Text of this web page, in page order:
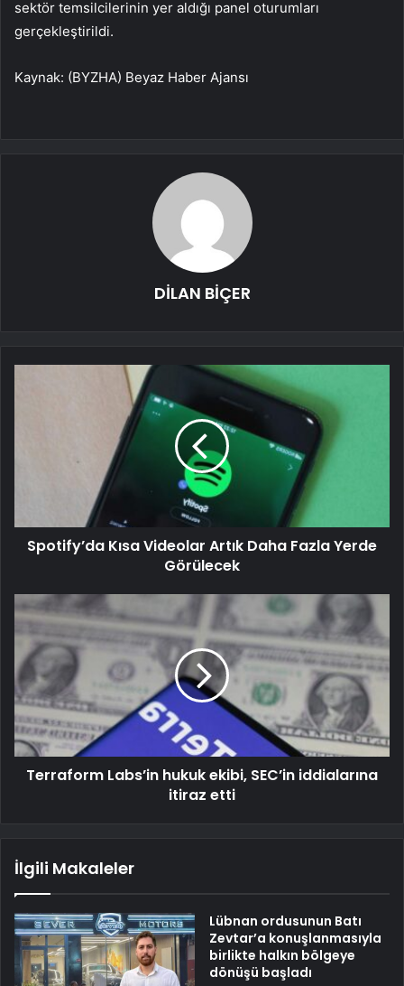
sektör temsilcilerinin yer aldığı panel oturumları
gerçekleştirildi.
Kaynak: (BYZHA) Beyaz Haber Ajansı
DİLAN BİÇER
Spotify’da Kısa Videolar Artık Daha Fazla Yerde
Görülecek
Terraform Labs’in hukuk ekibi, SEC’in iddialarına
itiraz etti
İlgili Makaleler
Lübnan ordusunun Batı
Zevtar’a konuşlanmasıyla
birlikte halkın bölgeye
dönüşü başladı